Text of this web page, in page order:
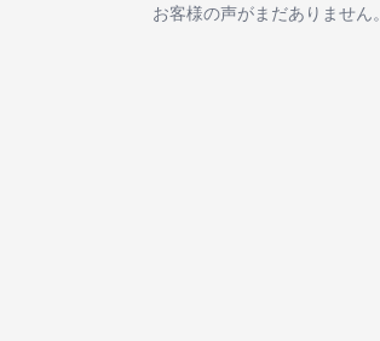
お客様の声がまだありません。